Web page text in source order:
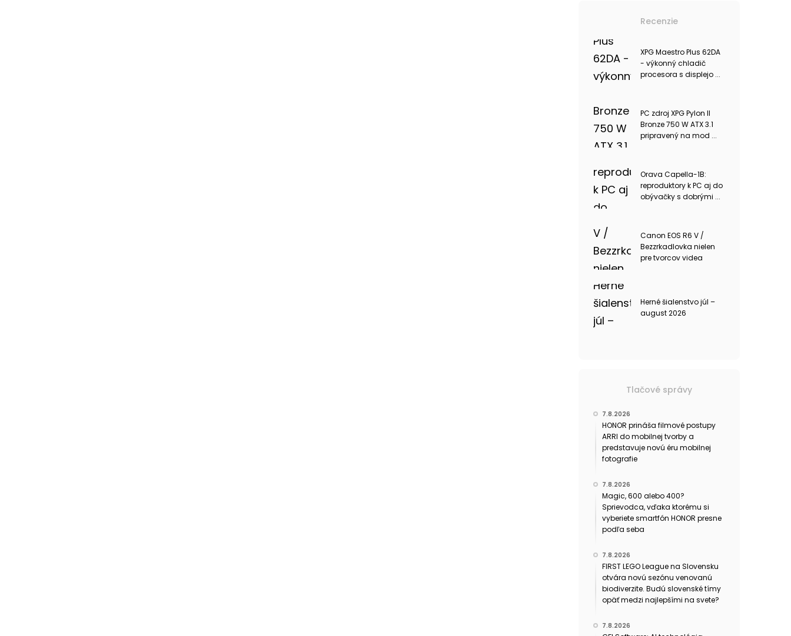
Recenzie
XPG Maestro Plus 62DA
- výkonný chladič
procesora s displejo ...
PC zdroj XPG Pylon II
Bronze 750 W ATX 3.1
pripravený na mod ...
Orava Capella-1B:
reproduktory k PC aj do
obývačky s dobrými ...
Canon EOS R6 V /
Bezzrkadlovka nielen
pre tvorcov videa
Herné šialenstvo júl –
august 2026
Tlačové správy
7.8.2026
HONOR prináša filmové postupy
ARRI do mobilnej tvorby a
predstavuje novú éru mobilnej
fotografie
7.8.2026
Magic, 600 alebo 400?
Sprievodca, vďaka ktorému si
vyberiete smartfón HONOR presne
podľa seba
7.8.2026
FIRST LEGO League na Slovensku
otvára novú sezónu venovanú
biodiverzite. Budú slovenské tímy
opäť medzi najlepšími na svete?
7.8.2026